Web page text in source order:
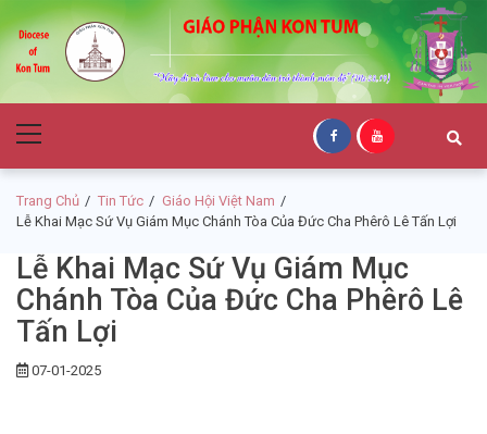
to
navigation
to
content
Giáo Phận Kon
Tum
Menu
Trang Chủ Tin Tức
Giáo Hội Việt Nam
Lễ Khai Mạc Sứ Vụ Giám Mục Chánh Tòa Của Đức Cha Phêrô Lê Tấn Lợi
Lễ Khai Mạc Sứ Vụ Giám Mục
Chánh Tòa Của Đức Cha Phêrô Lê
Tấn Lợi
07-01-2025